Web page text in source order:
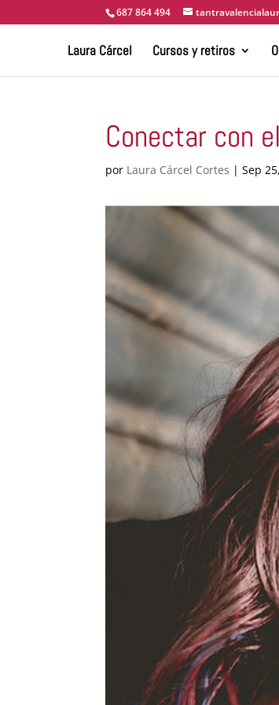
687 864 494
Laura Cárcel Cursos y retiros
Conectar con
por Laura Cárcel Cortes |Sep